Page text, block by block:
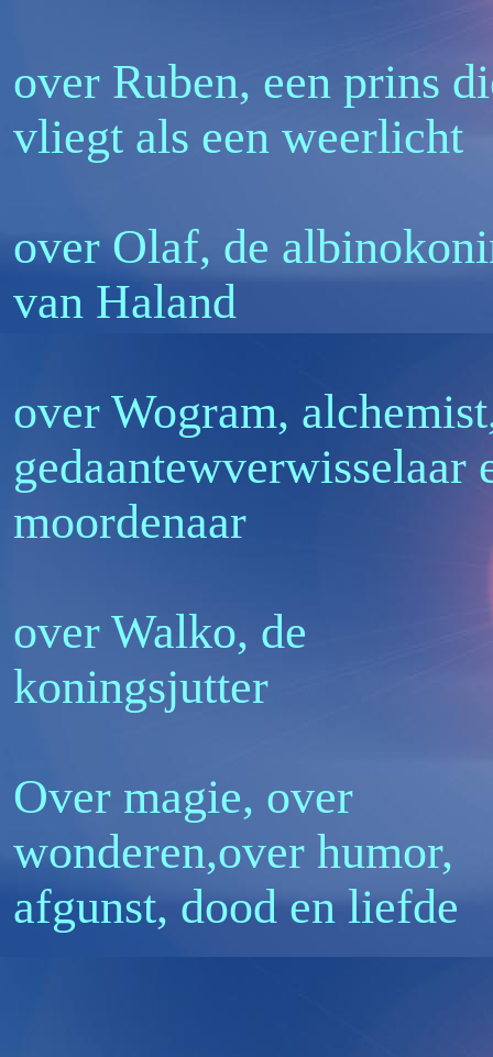
over Ruben, een prins
vliegt als een weerlicht
over Olaf, de
van Haland
over Wogram,
gedaantewverwisselaar
moordenaar
over Walko, de
koningsjutter
Over magie, over
wonderen,over humor,
afgunst, dood en liefde